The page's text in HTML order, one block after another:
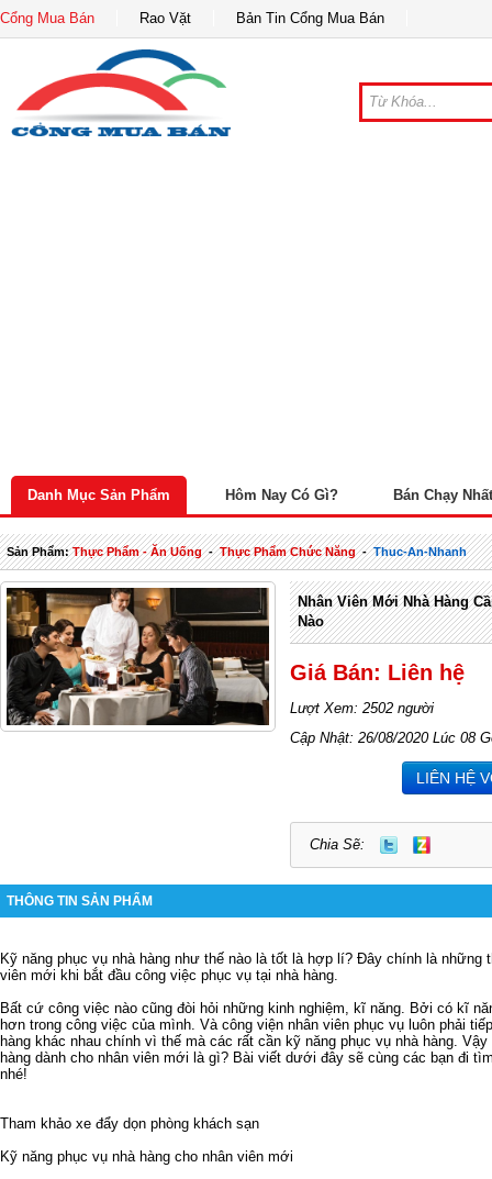
Cổng Mua Bán Rao Vặt Bản Tin Cổng Mua Bán
Danh Mục Sản Phẩm Hôm Nay Có Gì? Bán Chạy Nhất
Sản Phẩm:Thực Phẩm - Ăn Uống-Thực Phẩm Chức Năng-Thuc-An-Nhanh
Nhân Viên Mới Nhà Hàng
Nào
Giá Bán: Liên hệ
Lượt Xem: 2502 người
Cập Nhật: 26/08/2020 Lúc 08
LIÊN HỆ
Chia Sẽ:
THÔNG TIN SẢN PHẨM
Kỹ năng phục vụ nhà hàng như thế nào là tốt là hợp lí? Đây chính là những
viên mới khi bắt đầu công việc phục vụ tại nhà hàng.
Bất cứ công việc nào cũng đòi hỏi những kinh nghiệm, kĩ năng. Bởi có kĩ
hơn trong công việc của mình. Và công viện nhân viên phục vụ luôn phải
hàng khác nhau chính vì thế mà các rất cần kỹ năng phục vụ nhà hàng.
hàng dành cho nhân viên mới là gì? Bài viết dưới đây sẽ cùng các bạn đi
nhé!
Tham khảo xe đẩy dọn phòng khách sạn
Kỹ năng phục vụ nhà hàng cho nhân viên mới